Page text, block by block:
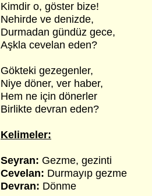
Kimdir o, göster bize!
Nehirde ve denizde,
Durmadan gündüz gece,
Aşkla cevelan eden?
Gökteki gezegenler,
Niye döner, ver haber,
Hem ne için dönerler
Birlikte devran eden?
Kelimeler:
Seyran: Gezme, gezinti
Cevelan: Durmayıp gezme
Devran: Dönme